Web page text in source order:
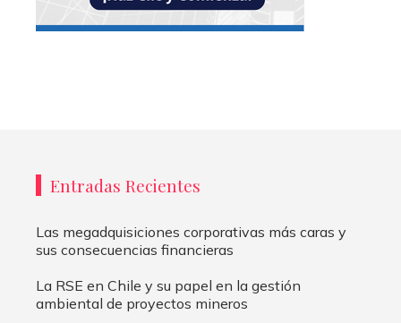
Entradas Recientes
Las megadquisiciones corporativas más caras y
sus consecuencias financieras
La RSE en Chile y su papel en la gestión
ambiental de proyectos mineros